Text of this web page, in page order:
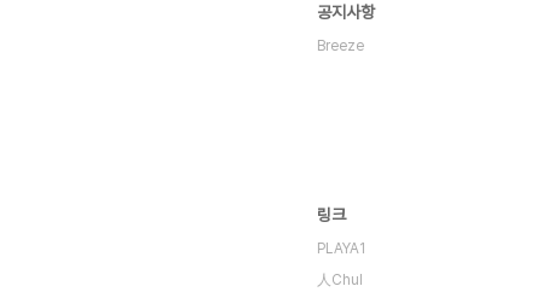
공지사항
Breeze
링크
PLAYA1
人Chul